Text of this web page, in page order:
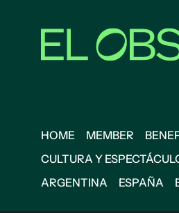
HOME MEMBER
CULTURA Y
ARGENTINA
ESPAÑA